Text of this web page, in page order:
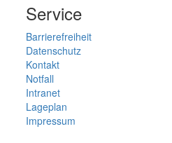
Service
Barrierefreiheit
Datenschutz
Kontakt
Notfall
Intranet
Lageplan
Impressum